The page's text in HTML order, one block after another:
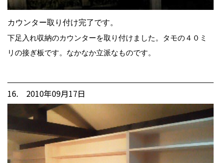
カウンター取り付け完了です。
下足入れ収納のカウンターを取り付けました。タモの４０ミ
リの接ぎ板です。なかなか立派なものです。
16. 2010年09月17日